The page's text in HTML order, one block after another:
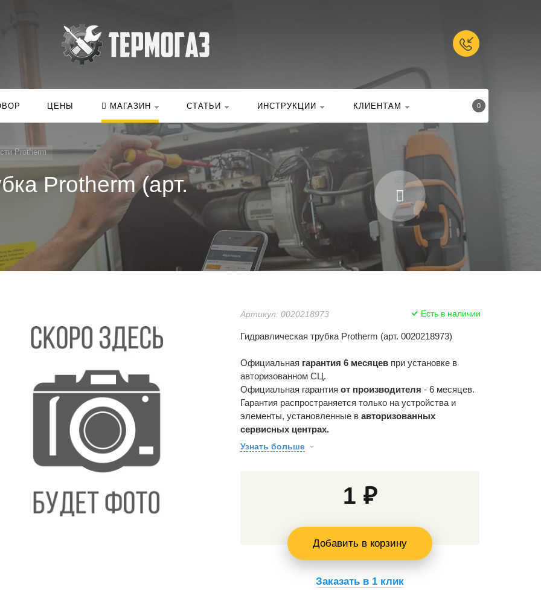
ЦЕНЫ МАГАЗИН СТАТЬИ ИНСТРУКЦИИ КЛИЕНТАМ 0
Protherm
Protherm (арт.
Артикул: 0020218973 Есть в наличии
Гидравлическая трубка Protherm (арт. 0020218973)
Официальная гарантия 6 месяцевпри установке в
авторизованном СЦ.
Официальная гарантия от производителя - 6 месяцев.
Гарантия распространяется только на устройства и
элементы, установленные в авторизованных
сервисных центрах.
Узнать больше
1 ₽
Добавить в корзину
Заказать в 1 клик